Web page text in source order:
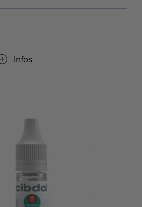
Infos